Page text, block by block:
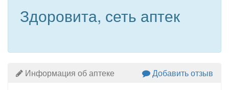
Здоровита, сеть аптек
Информация об аптеке Добавить отзыв